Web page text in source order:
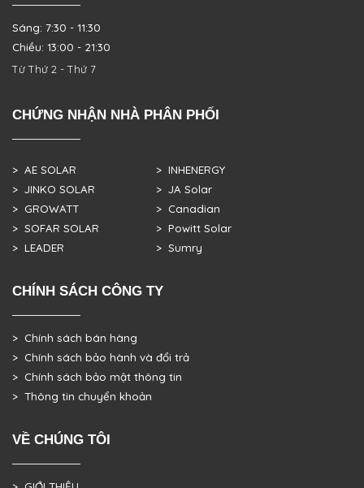
Sáng: 7:30 - 11:30
Chiều: 13:00 - 21:30
Từ Thứ 2 - Thứ 7
CHỨNG NHẬN NHÀ PHÂN PHỐI
> AE SOLAR
> JINKO SOLAR
> GROWATT
> SOFAR SOLAR
> LEADER
> INHENERGY
> JA Solar
> Canadian
> Powitt Solar
> Sumry
CHÍNH SÁCH CÔNG TY
> Chính sách bán hàng
> Chính sách bảo hành và đổi trả
> Chính sách bảo mật thông tin
> Thông tin chuyển khoản
VỀ CHÚNG TÔI